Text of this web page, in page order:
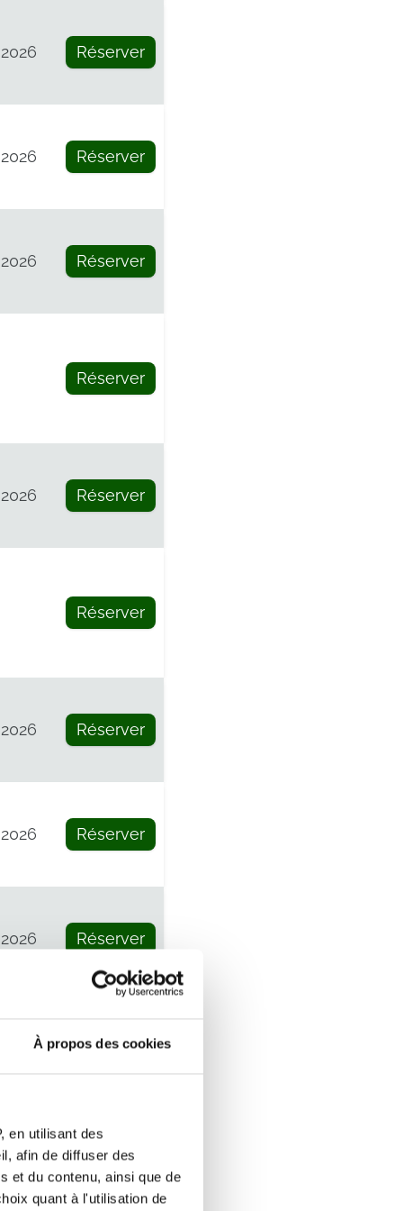
À propos des cookies
en utilisant des
afin de diffuser des
et du contenu, ainsi que de
quant à l'utilisation de
Réserver
Réserver
Réserver
Réserver
Réserver
Réserver
Réserver
Réserver
Réserver
Réserver